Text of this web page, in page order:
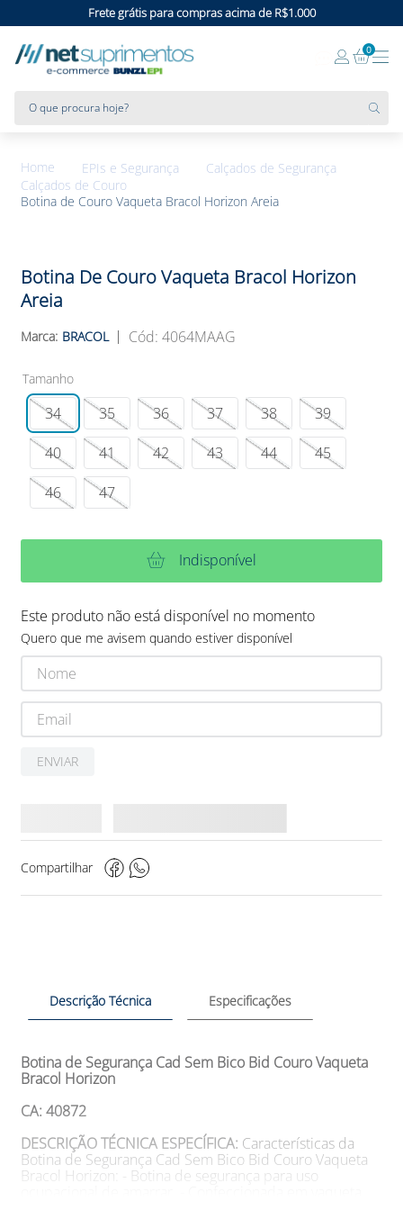
Frete grátis para compras acima de R$1.000
0
EPIs e Segurança
Calçados de Segurança
Calçados de Couro
Botina de Couro Vaqueta Bracol Horizon Areia
Botina De Couro Vaqueta Bracol Horizon
Areia
BRACOL : 4064MAAG
Tamanho
34 35 36 37 38
39
40
41 42 43 44
45
46
47
Indisponível
Este produto não está disponível no momento
Quero que me avisem quando estiver disponível
ENVIAR
Compartilhar
Descrição Técnica Especificações
Botina de Segurança Cad Sem Bico Bid Couro Vaqueta
Bracol Horizon
CA: 40872
DESCRIÇÃO TÉCNICA ESPECÍFICA: Características da
Botina de Segurança Cad Sem Bico Bid Couro Vaqueta
Bracol Horizon: - Botina de segurança para uso